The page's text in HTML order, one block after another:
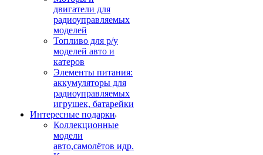
двигатели для
радиоуправляемых
моделей
Топливо для р/у
моделей авто и
катеров
Элементы питания:
аккумуляторы для
радиоуправляемых
игрушек, батарейки
Интересные подарки
Коллекционные
модели
авто,самолётов идр.